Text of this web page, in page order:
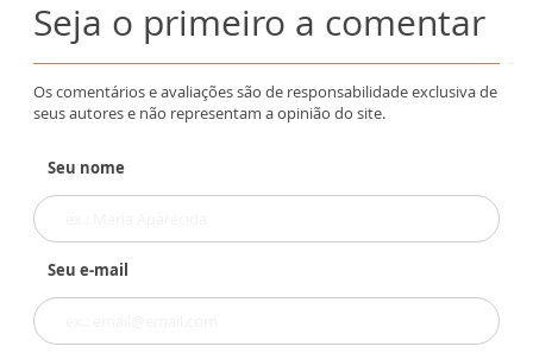
Seja o primeiro a comentar
Os comentários e avaliações são de responsabilidade exclusiva de
seus autores e não representam a opinião do site.
Seu nome
Seu e-mail